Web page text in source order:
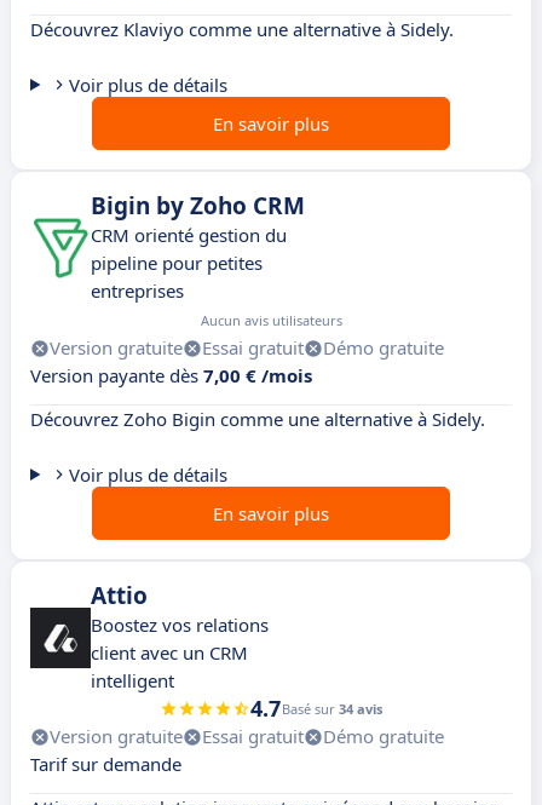
Découvrez Klaviyo comme une alternative à Sidely.
Voir plus de détails
En savoir plus
Bigin by Zoho CRM
CRM orienté gestion du
pipeline pour petites
entreprises
Aucun avis utilisateurs
Version gratuite Essai gratuit
Démo gratuite
Version payante dès 7,00 € /mois
Découvrez Zoho Bigin comme une alternative à Sidely.
Voir plus de détails
En savoir plus
Attio
Boostez vos relations
client avec un CRM
intelligent
4.7Basé sur 34 avis
Version gratuite Essai gratuit
Démo gratuite
Tarif sur demande